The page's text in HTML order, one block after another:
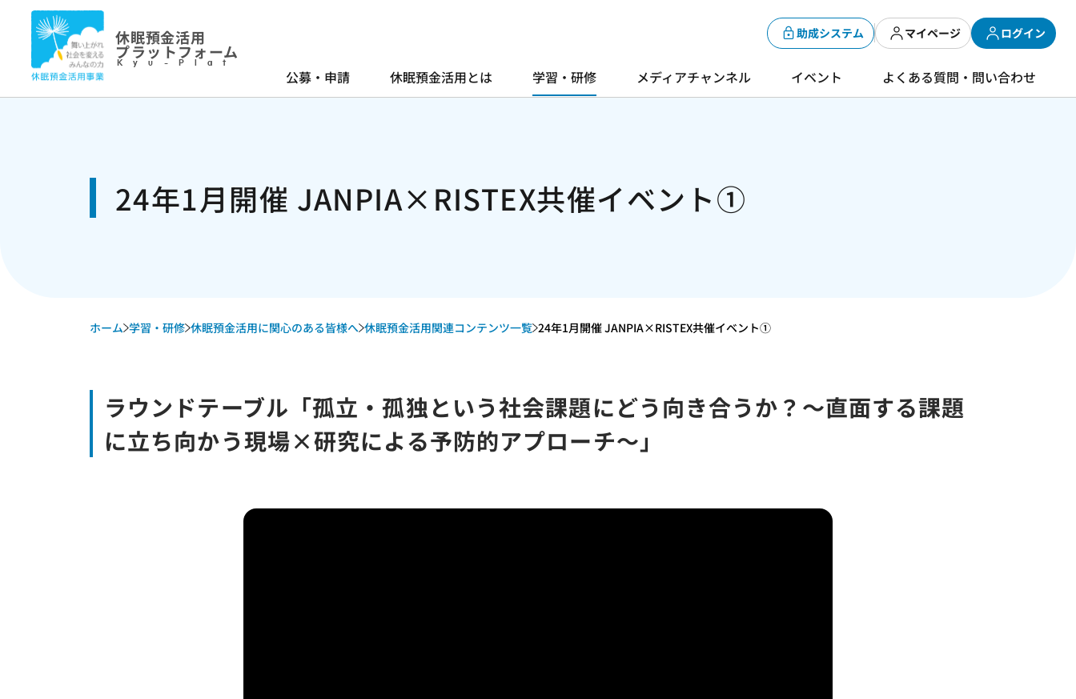
休眠預金活用
プラットフォーム
Kyu-Plat
助成システム マイページ ログイン
公募・申請 休眠預金活用とは 学習・研修 メディアチャンネル イベント よくある質問・問い合わせ
24年1月開催 JANPIA×RISTEX共催イベント①
ホーム 学習・研修 休眠預金活用に関心のある皆様へ 休眠預金活用関連コンテンツ一覧 24年1月開催 JANPIA×RISTEX共催イベント①
ラウンドテーブル「孤立・孤独という社会課題にどう向き合うか？～直面する課題
に立ち向かう現場×研究による予防的アプローチ～」